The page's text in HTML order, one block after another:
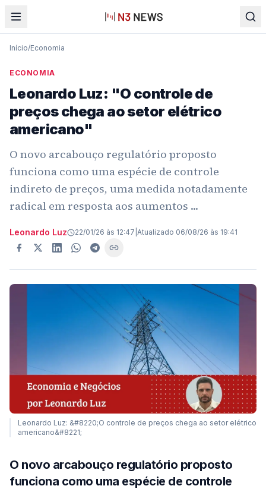
Início/Economia
ECONOMIA
Leonardo Luz: "O controle de
preços chega ao setor elétrico
americano"
O novo arcabouço regulatório proposto
funciona como uma espécie de controle
indireto de preços, uma medida notadamente
radical em resposta aos aumentos ...
Leonardo Luz 22/01/26 às 12:47 Atualizado 06/08/26 às 19:41
Leonardo Luz: &#8220;O controle de preços chega ao setor elétrico
americano&#8221;
O novo arcabouço regulatório proposto
funciona como uma espécie de controle